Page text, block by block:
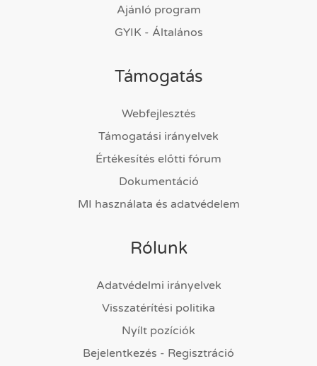
Ajánló program
GYIK - Általános
Támogatás
Webfejlesztés
Támogatási irányelvek
Értékesítés előtti fórum
Dokumentáció
MI használata és adatvédelem
Rólunk
Adatvédelmi irányelvek
Visszatérítési politika
Nyílt pozíciók
Bejelentkezés - Regisztráció